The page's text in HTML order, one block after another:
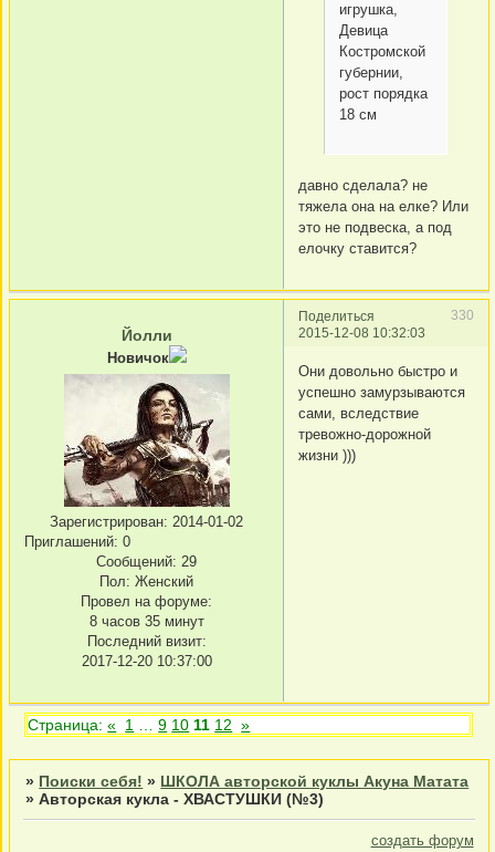
игрушка,
Девица
Костромской
губернии,
рост порядка
18 см
давно сделала? не
тяжела она на елке? Или
это не подвеска, а под
елочку ставится?
Поделиться
330
2015-12-08 10:32:03
Йолли
Новичок
Зарегистрирован: 2014-01-02
Приглашений: 0
Сообщений: 29
Пол: Женский
Провел на форуме:
8 часов 35 минут
Последний визит:
2017-12-20 10:37:00
Они довольно быстро и
успешно замурзываются
сами, вследствие
тревожно-дорожной
жизни )))
Страница:« 1 9 10 11 12 »
» Поиски себя! » ШКОЛА авторской куклы Акуна Матата
»Авторская кукла - ХВАСТУШКИ (№3)
создать форум